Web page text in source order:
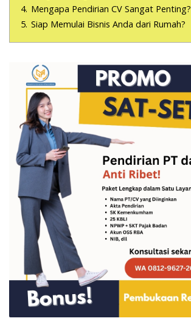
4. Mengapa Pendirian CV Sangat Penting?
5. Siap Memulai Bisnis Anda dari Rumah?